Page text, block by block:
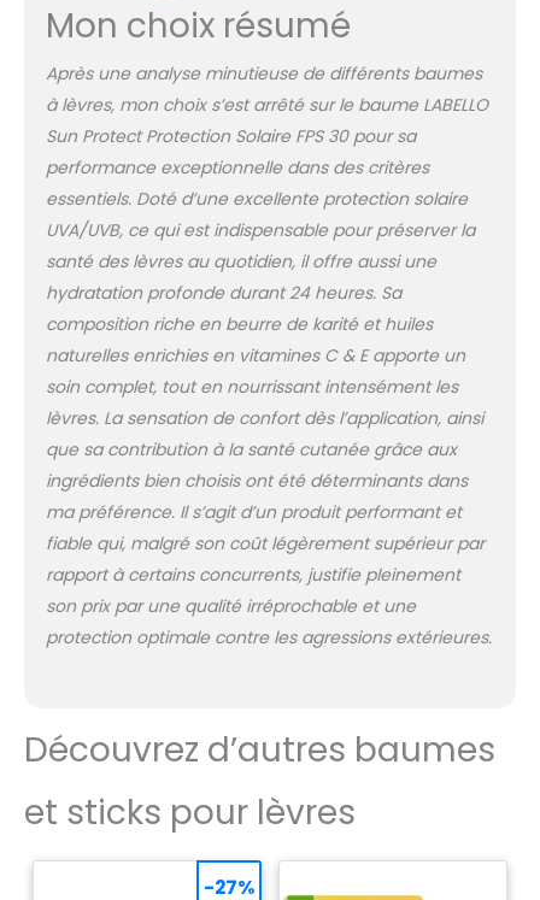
Mon choix résumé
Après une analyse minutieuse de différents baumes
à lèvres, mon choix s’est arrêté sur le baume LABELLO
Sun Protect Protection Solaire FPS 30 pour sa
performance exceptionnelle dans des critères
essentiels. Doté d’une excellente protection solaire
UVA/UVB, ce qui est indispensable pour préserver la
santé des lèvres au quotidien, il offre aussi une
hydratation profonde durant 24 heures. Sa
composition riche en beurre de karité et huiles
naturelles enrichies en vitamines C & E apporte un
soin complet, tout en nourrissant intensément les
lèvres. La sensation de confort dès l’application, ainsi
que sa contribution à la santé cutanée grâce aux
ingrédients bien choisis ont été déterminants dans
ma préférence. Il s’agit d’un produit performant et
fiable qui, malgré son coût légèrement supérieur par
rapport à certains concurrents, justifie pleinement
son prix par une qualité irréprochable et une
protection optimale contre les agressions extérieures.
Découvrez d’autres baumes
et sticks pour lèvres
-27%